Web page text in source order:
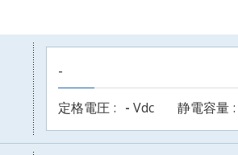
-
定格電圧 - Vdc 静電容量